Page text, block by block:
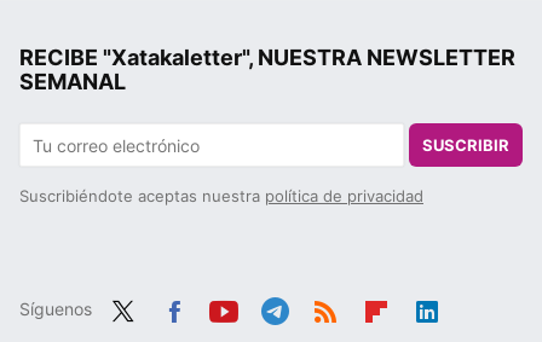
RECIBE "Xatakaletter", NUESTRA NEWSLETTER
SEMANAL
SUSCRIBIR
Suscribiéndote aceptas nuestra política de privacidad
Síguenos